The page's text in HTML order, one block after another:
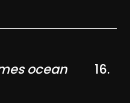
ocean 16.